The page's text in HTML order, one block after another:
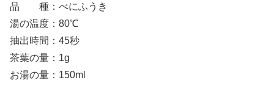
品 種：べにふうき
湯の温度：80℃
抽出時間：45秒
茶葉の量：1g
お湯の量：150ml